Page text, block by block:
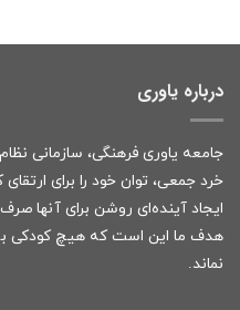
درباره یاوری
جامعه یاوری فرهنگی، سازمانی
خرد جمعی، توان خود را برای
ایجاد آینده‌ای روشن برای آنها
هدف ما این است که هیچ کودکی به
نماند.